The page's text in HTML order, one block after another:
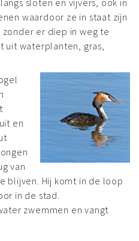
waardoor ze in staat zijn
er diep in weg te
uit waterplanten, gras,
en
van
blijven. Hij komt in de loop
in de stad.
zwemmen en vangt